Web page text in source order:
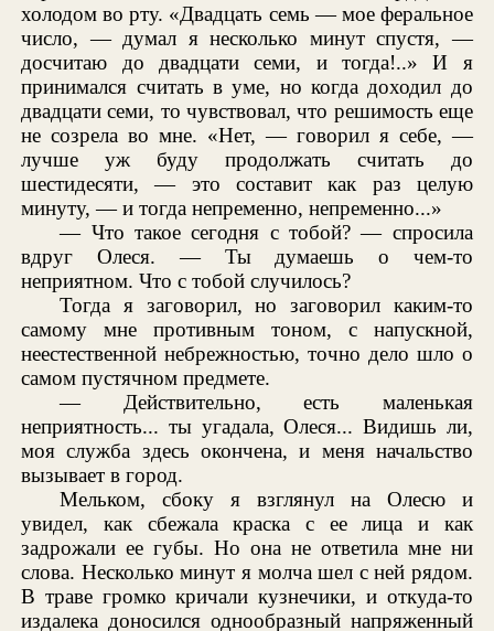
холодом во рту. «Двадцать семь — мое феральное
число, — думал я несколько минут спустя, —
досчитаю до двадцати семи, и тогда!..» И я
принимался считать в уме, но когда доходил до
двадцати семи, то чувствовал, что решимость еще
не созрела во мне. «Нет, — говорил я себе, —
лучше уж буду продолжать считать до
шестидесяти, — это составит как раз целую
минуту, — и тогда непременно, непременно...»
— Что такое сегодня с тобой? — спросила
вдруг Олеся. — Ты думаешь о чем-то
неприятном. Что с тобой случилось?
Тогда я заговорил, но заговорил каким-то
самому мне противным тоном, с напускной,
неестественной небрежностью, точно дело шло о
самом пустячном предмете.
— Действительно, есть маленькая
неприятность... ты угадала, Олеся... Видишь ли,
моя служба здесь окончена, и меня начальство
вызывает в город.
Мельком, сбоку я взглянул на Олесю и
увидел, как сбежала краска с ее лица и как
задрожали ее губы. Но она не ответила мне ни
слова. Несколько минут я молча шел с ней рядом.
В траве громко кричали кузнечики, и откуда-то
издалека доносился однообразный напряженный